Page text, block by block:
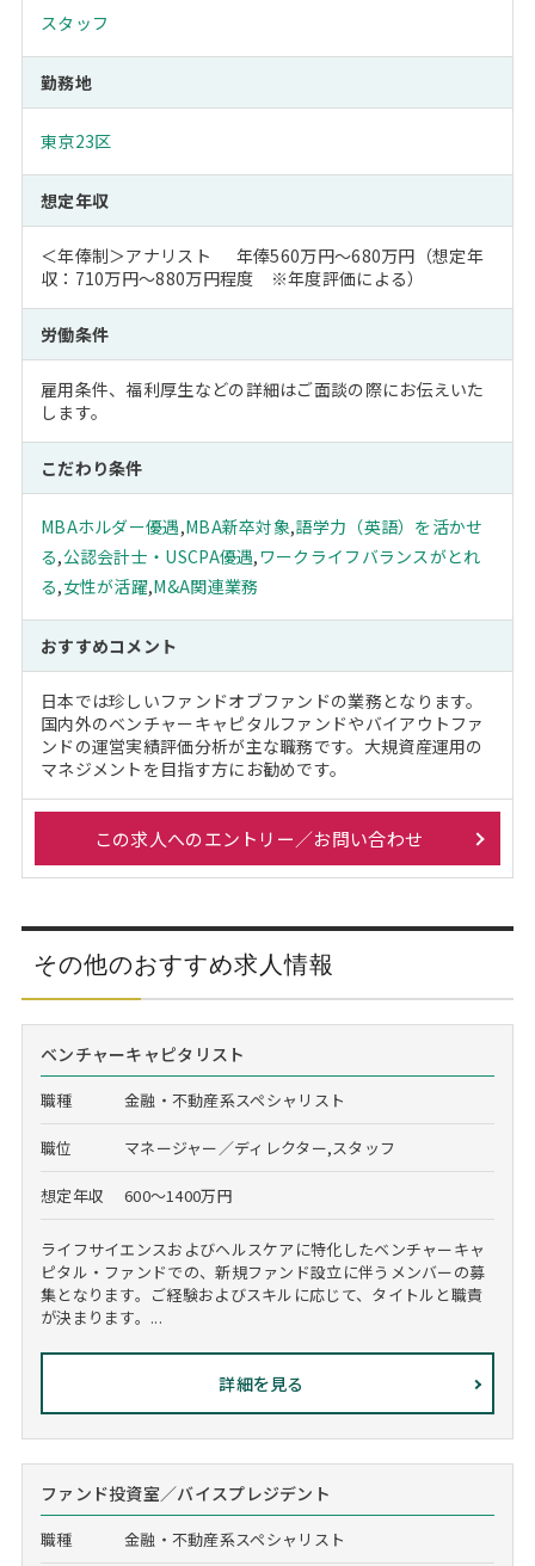
スタッフ
勤務地
東京23区
想定年収
＜年俸制＞アナリスト 年俸560万円～680万円（想定年
収：710万円～880万円程度 ※年度評価による）
労働条件
雇用条件、福利厚生などの詳細はご面談の際にお伝えいた
します。
こだわり条件
MBAホルダー優遇,MBA新卒対象,語学力（英語）を活かせ
る,公認会計士・USCPA優遇, ワークライフバランスがとれ
る,女性が活躍,M&A関連業務
おすすめコメント
日本では珍しいファンドオブファンドの業務となります。
国内外のベンチャーキャピタルファンドやバイアウトファ
ンドの運営実績評価分析が主な職務です。大規資産運用の
マネジメントを目指す方にお勧めです。
この求人へのエントリー／お問い合わせ
その他のおすすめ求人情報
ベンチャーキャピタリスト
職種 金融・不動産系スペシャリスト
職位 マネージャー／ディレクター,スタッフ
想定年収 600～1400万円
ライフサイエンスおよびヘルスケアに特化したベンチャーキャ
ピタル・ファンドでの、新規ファンド設立に伴うメンバーの募
集となります。ご経験およびスキルに応じて、タイトルと職責
が決まります。...
詳細を見る
ファンド投資室／バイスプレジデント
職種 金融・不動産系スペシャリスト